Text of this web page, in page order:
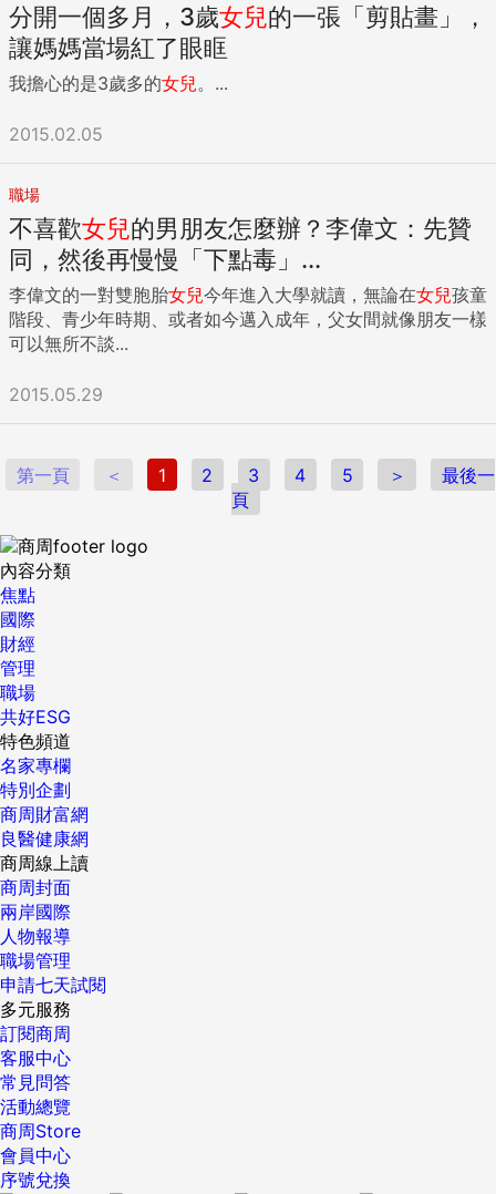
分開一個多月，3歲女兒的一張「剪貼畫」，
讓媽媽當場紅了眼眶
我擔心的是3歲多的女兒。...
2015.02.05
職場
不喜歡女兒的男朋友怎麼辦？李偉文：先贊
同，然後再慢慢「下點毒」...
李偉文的一對雙胞胎女兒今年進入大學就讀，無論在女兒孩童
階段、青少年時期、或者如今邁入成年，父女間就像朋友一樣
可以無所不談...
2015.05.29
第一頁 ＜ 1 2 3 4 5 ＞
最後一
頁
內容分類
焦點
國際
財經
管理
職場
共好ESG
特色頻道
名家專欄
特別企劃
商周財富網
良醫健康網
商周線上讀
商周封面
兩岸國際
人物報導
職場管理
申請七天試閱
多元服務
訂閱商周
客服中心
常見問答
活動總覽
商周Store
會員中心
序號兌換